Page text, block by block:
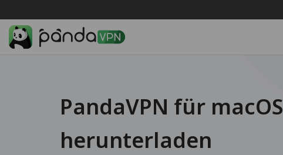
PandaVPN für macOS
herunterladen